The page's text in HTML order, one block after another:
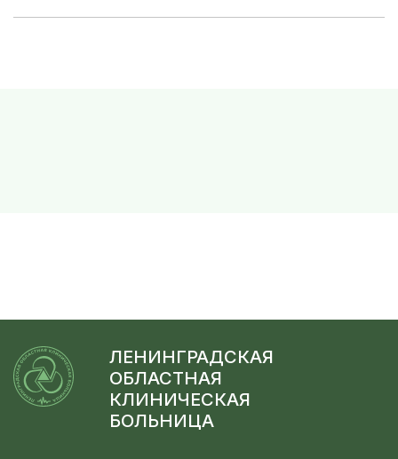
ЛЕНИНГРАДСКАЯ
ОБЛАСТНАЯ
КЛИНИЧЕСКАЯ
БОЛЬНИЦА